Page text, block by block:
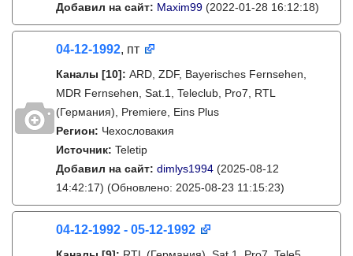
Добавил на сайт: Maxim99 (2022-01-28 16:12:18)
04-12-1992, пт
Каналы [10]: ARD, ZDF, Bayerisches Fernsehen,
MDR Fernsehen, Sat.1, Teleclub, Pro7, RTL
(Германия), Premiere, Eins Plus
Регион: Чехословакия
Источник: Teletip
Добавил на сайт: dimlys1994 (2025-08-12
14:42:17) (Обновлено: 2025-08-23 11:15:23)
04-12-1992 - 05-12-1992